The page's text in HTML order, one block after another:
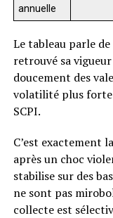
annuelle
Le tableau parle
retrouvé sa
doucement des
volatilité plus forte
SCPI.
C’est exactement
après un choc
stabilise sur des
ne sont pas
collecte est